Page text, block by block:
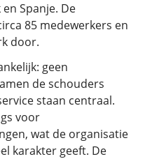
Spanje. De
85 medewerkers en
door.
geen
de schouders
staan centraal.
voor
wat de organisatie
karakter geeft. De